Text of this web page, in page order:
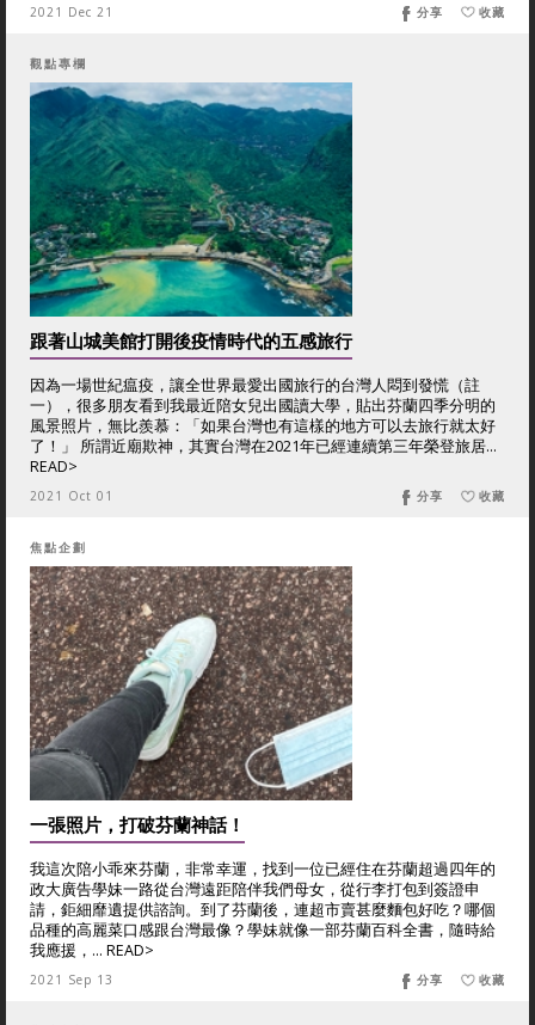
2021 Dec 21 收藏
分享
觀點專欄
跟著山城美館打開後疫情時代的五感旅行
因為一場世紀瘟疫，讓全世界最愛出國旅行的台灣人悶到發慌（註
一），很多朋友看到我最近陪女兒出國讀大學，貼出芬蘭四季分明的
風景照片，無比羨慕：「如果台灣也有這樣的地方可以去旅行就太好
了！」 所謂近廟欺神，其實台灣在2021年已經連續第三年榮登旅居...
READ>
2021 Oct 01 收藏
分享
焦點企劃
一張照片，打破芬蘭神話！
我這次陪小乖來芬蘭，非常幸運，找到一位已經住在芬蘭超過四年的
政大廣告學妹一路從台灣遠距陪伴我們母女，從行李打包到簽證申
請，鉅細靡遺提供諮詢。到了芬蘭後，連超市賣甚麼麵包好吃？哪個
品種的高麗菜口感跟台灣最像？學妹就像一部芬蘭百科全書，隨時給
我應援，... READ>
2021 Sep 13 收藏
分享